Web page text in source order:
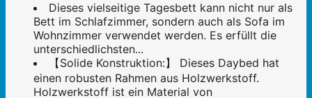
Dieses vielseitige Tagesbett kann nicht nur als
Bett im Schlafzimmer, sondern auch als Sofa im
Wohnzimmer verwendet werden. Es erfüllt die
unterschiedlichsten...
【Solide Konstruktion:】 Dieses Daybed hat
einen robusten Rahmen aus Holzwerkstoff.
Holzwerkstoff ist ein Material von